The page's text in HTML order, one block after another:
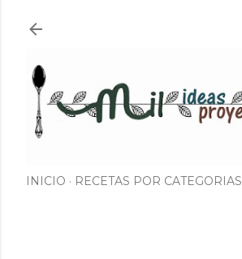
INICIO RECETAS POR CATEGORIAS